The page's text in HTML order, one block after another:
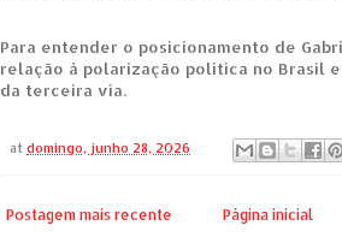
Para entender o posicionamento de
relação à polarização política no Brasil
da terceira via.
atdomingo, junho 28, 2026
Postagem mais recente Página inicial